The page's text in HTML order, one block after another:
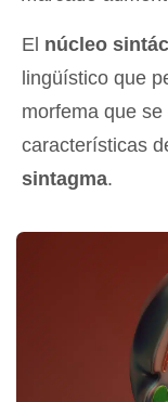
El núcleo
lingüístico que
morfema que
características
sintagma.